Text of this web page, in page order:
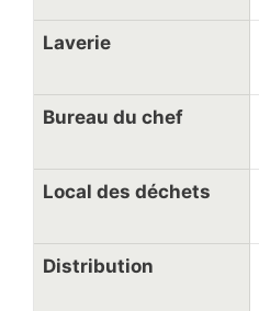
Laverie
Bureau du chef
Local des déchets
Distribution